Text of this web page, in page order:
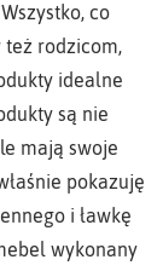
co
też rodzicom,
idealne
są nie
mają swoje
pokazuję
i ławkę
wykonany